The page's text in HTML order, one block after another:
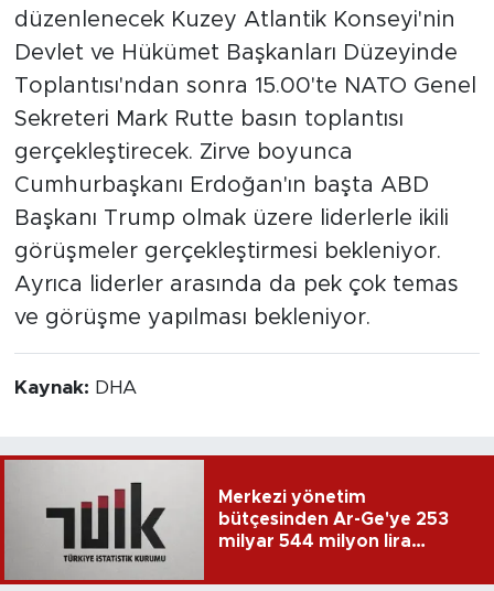
düzenlenecek Kuzey Atlantik Konseyi'nin
Devlet ve Hükümet Başkanları Düzeyinde
Toplantısı'ndan sonra 15.00'te NATO Genel
Sekreteri Mark Rutte basın toplantısı
gerçekleştirecek. Zirve boyunca
Cumhurbaşkanı Erdoğan'ın başta ABD
Başkanı Trump olmak üzere liderlerle ikili
görüşmeler gerçekleştirmesi bekleniyor.
Ayrıca liderler arasında da pek çok temas
ve görüşme yapılması bekleniyor.
Kaynak: DHA
Merkezi yönetim
bütçesinden Ar-Ge'ye 253
milyar 544 milyon lira